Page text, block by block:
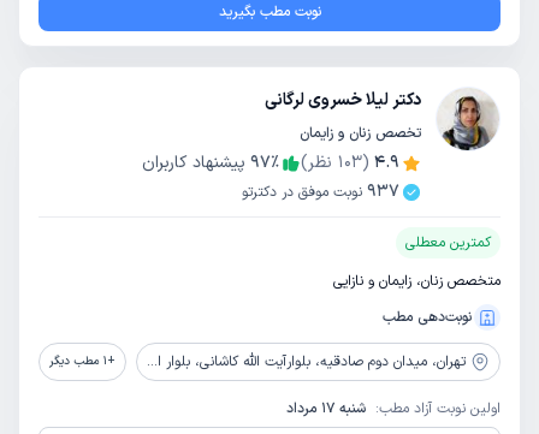
نوبت مطب بگیرید
دکتر لیلا خسروی لرگانی
تخصص زنان و زایمان
4.9
(
103 نظر) 97٪
پیشنهاد کاربران
937 نوبت موفق در دکترتو
کمترین معطلی
متخصص زنان، زایمان و نازایی
نوبت‌دهی مطب
تهران، میدان دوم صادقیه، بلوارآیت الله کاشانی، بلوار اباذر، بیمارستان تخصصی و فوق تخصصی پیامبران +
1 مطب دیگر
اولین نوبت آزاد مطب: شنبه 17 مرداد